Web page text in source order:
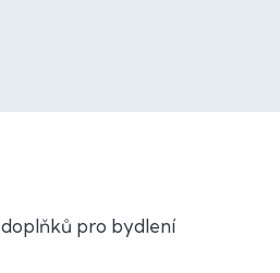
doplňků pro bydlení